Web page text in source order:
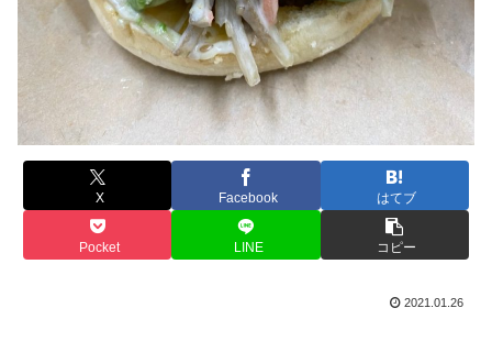
X Facebook はてブ
Pocket LINE コピー
2021.01.26